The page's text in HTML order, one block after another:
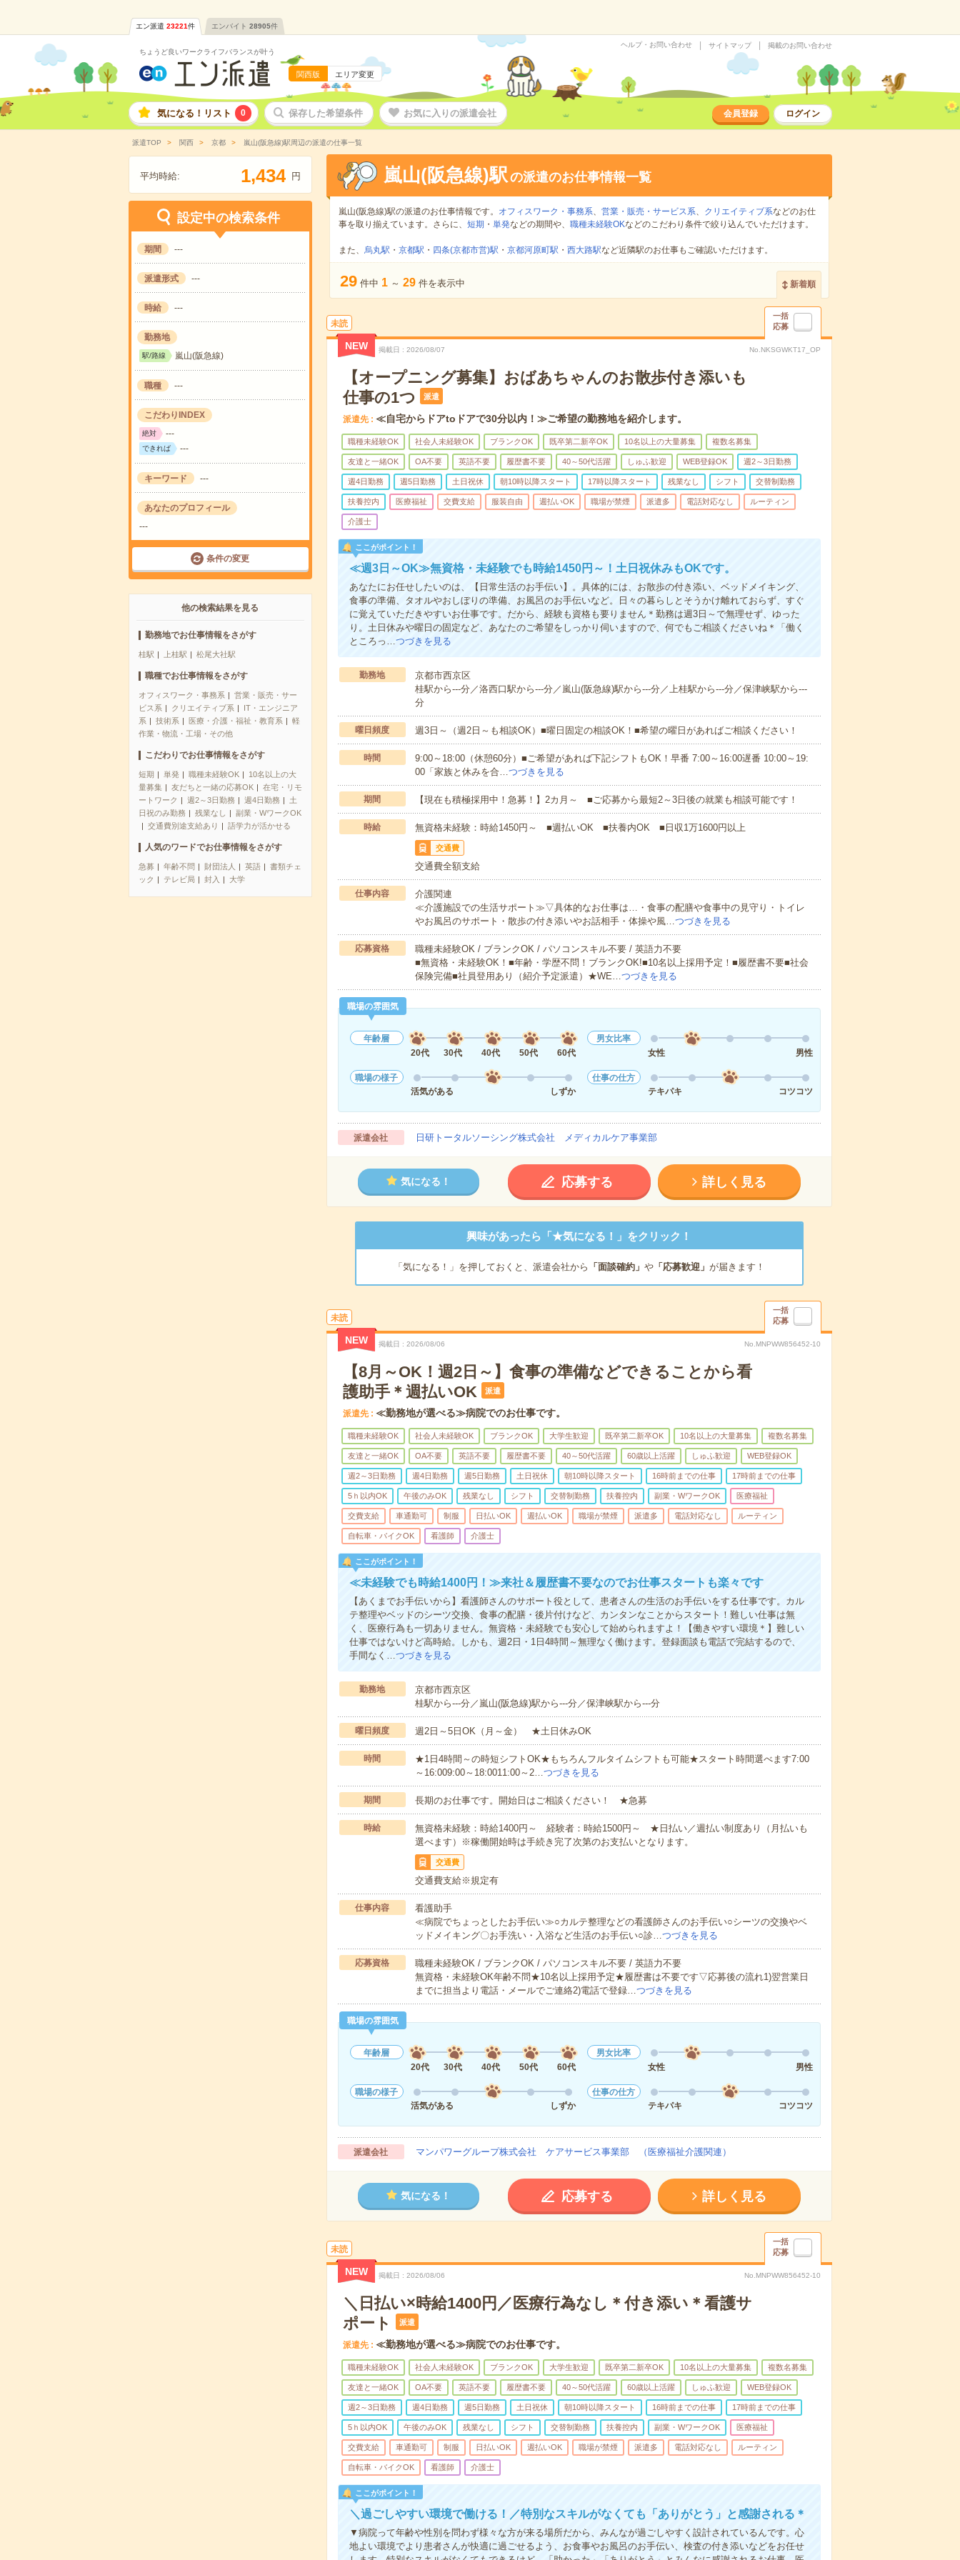
エン派遣 23221件 エンバイト 28905件
ちょうど良いワークライフバランスが叶う
関西版 エリア変更
ヘルプ・お問い合わせ サイトマップ 掲載のお問い合わせ
気になる！リスト 0 保存した希望条件 お気に入りの派遣会社 会員登録 ログイン
派遣TOP 関西 京都 嵐山(阪急線)駅周辺の派遣の仕事一覧
平均時給: 1,434 円
設定中の検索条件
期間 ---
派遣形式 ---
時給 ---
勤務地
駅/路線 嵐山(阪急線)
職種 ---
こだわりINDEX
絶対 ---
できれば ---
キーワード ---
あなたのプロフィール
---
条件の変更
他の検索結果を見る
勤務地でお仕事情報をさがす
桂駅 上桂駅 松尾大社駅
職種でお仕事情報をさがす
オフィスワーク・事務系
営業・販売・サー
ビス系
クリエイティブ系
IT・エンジニア
系
技術系 医療・介護・福祉・教育系
軽
作業・物流・工場・その他
こだわりでお仕事情報をさがす
短期 単発 職種未経験OK
10名以上の大
量募集
友だちと一緒の応募OK
在宅・リモ
ートワーク
週2～3日勤務 週4日勤務
土
日祝のみ勤務
残業なし
副業・WワークOK
交通費別途支給あり
語学力が活かせる
人気のワードでお仕事情報をさがす
急募 年齢不問 財団法人 英語
書類チェ
ック
テレビ局 封入 大学
嵐山(阪急線)駅の派遣のお仕事情報一覧
嵐山(阪急線)駅の派遣のお仕事情報です。 オフィスワーク・事務系、 営業・販売・サービス系、 クリエイティブ系などのお仕
事を取り揃えています。さらに、 短期 ・ 単発などの期間や、 職種未経験OKなどのこだわり条件で絞り込んでいただけます。
また、 烏丸駅 ・ 京都駅 ・ 四条(京都市営)駅 ・ 京都河原町駅 ・ 西大路駅など近隣駅のお仕事もご確認いただけます。
29 件中 1 ～ 29 件を表示中 新着順
未読
一括
応募
NEW 掲載日 2026/08/07 No.NKSGWKT17_OP
【オープニング募集】おばあちゃんのお散歩付き添いも
仕事の1つ
派遣
派遣先 ≪自宅からドアtoドアで30分以内！≫ご希望の勤務地を紹介します。
職種未経験OK 社会人未経験OK ブランクOK 既卒第二新卒OK 10名以上の大量募集 複数名募集
友達と一緒OK OA不要 英語不要 履歴書不要 40～50代活躍 しゅふ歓迎 WEB登録OK 週2～3日勤務
週4日勤務 週5日勤務 土日祝休 朝10時以降スタート 17時以降スタート 残業なし シフト 交替制勤務
扶養控内 医療福祉 交費支給 服装自由 週払いOK 職場が禁煙 派遣多 電話対応なし ルーティン
介護士
ここがポイント！
≪週3日～OK≫無資格・未経験でも時給1450円～！土日祝休みもOKです。
あなたにお任せしたいのは、【日常生活のお手伝い】。具体的には、お散歩の付き添い、ベッドメイキング、
食事の準備、タオルやおしぼりの準備、お風呂のお手伝いなど。日々の暮らしとそうかけ離れておらず、すぐ
に覚えていただきやすいお仕事です。だから、経験も資格も要りません＊勤務は週3日～で無理せず、ゆった
り。土日休みや曜日の固定など、あなたのご希望をしっかり伺いますので、何でもご相談くださいね＊「働く
ところっ…つづきを見る
勤務地
京都市西京区
桂駅から---分／洛西口駅から---分／嵐山(阪急線)駅から---分／上桂駅から---分／保津峡駅から---
分
曜日頻度 週3日～（週2日～も相談OK）■曜日固定の相談OK！■希望の曜日があればご相談ください！
時間
9:00～18:00（休憩60分）■ご希望があれば下記シフトもOK！早番 7:00～16:00遅番 10:00～19:
00「家族と休みを合…つづきを見る
期間 【現在も積極採用中！急募！】2カ月～ ■ご応募から最短2～3日後の就業も相談可能です！
時給 無資格未経験：時給1450円～ ■週払いOK ■扶養内OK ■日収1万1600円以上
交通費
交通費全額支給
仕事内容
介護関連
≪介護施設での生活サポート≫▽具体的なお仕事は…・食事の配膳や食事中の見守り・トイレ
やお風呂のサポート・散歩の付き添いやお話相手・体操や風…つづきを見る
応募資格
職種未経験OK / ブランクOK / パソコンスキル不要 / 英語力不要
■無資格・未経験OK！■年齢・学歴不問！ブランクOK!■10名以上採用予定！■履歴書不要■社会
保険完備■社員登用あり（紹介予定派遣）★WE…つづきを見る
職場の雰囲気
年齢層
20代
30代 40代 50代 60代
男女比率
女性
男性
職場の様子
活気がある
しずか
仕事の仕方
テキパキ
コツコツ
派遣会社 日研トータルソーシング株式会社 メディカルケア事業部
気になる！ 応募する 詳しく見る
興味があったら「★気になる！」をクリック！
「気になる！」を押しておくと、派遣会社から 「面談確約」 や「応募歓迎」 が届きます！
未読
一括
応募
NEW 掲載日 2026/08/06 No.MNPWW856452-10
【8月～OK！週2日～】食事の準備などできることから看
護助手＊週払いOK
派遣
派遣先 ≪勤務地が選べる≫病院でのお仕事です。
職種未経験OK 社会人未経験OK ブランクOK 大学生歓迎 既卒第二新卒OK 10名以上の大量募集 複数名募集
友達と一緒OK OA不要 英語不要 履歴書不要 40～50代活躍 60歳以上活躍 しゅふ歓迎 WEB登録OK
週2～3日勤務 週4日勤務 週5日勤務 土日祝休 朝10時以降スタート 16時前までの仕事 17時前までの仕事
5ｈ以内OK 午後のみOK 残業なし シフト 交替制勤務 扶養控内 副業・WワークOK 医療福祉
交費支給 車通勤可 制服 日払いOK 週払いOK 職場が禁煙 派遣多 電話対応なし ルーティン
自転車・バイクOK 看護師 介護士
ここがポイント！
≪未経験でも時給1400円！≫来社＆履歴書不要なのでお仕事スタートも楽々です
【あくまでお手伝いから】看護師さんのサポート役として、患者さんの生活のお手伝いをする仕事です。カル
テ整理やベッドのシーツ交換、食事の配膳・後片付けなど、カンタンなことからスタート！難しい仕事は無
く、医療行為も一切ありません。無資格・未経験でも安心して始められますよ！【働きやすい環境＊】難しい
仕事ではないけど高時給。しかも、週2日・1日4時間～無理なく働けます。登録面談も電話で完結するので、
手間なく…つづきを見る
勤務地
京都市西京区
桂駅から---分／嵐山(阪急線)駅から---分／保津峡駅から---分
曜日頻度 週2日～5日OK（月～金） ★土日休みOK
時間
★1日4時間～の時短シフトOK★もちろんフルタイムシフトも可能★スタート時間選べます7:00
～16:009:00～18:0011:00～2…つづきを見る
期間 長期のお仕事です。開始日はご相談ください！ ★急募
時給
無資格未経験：時給1400円～ 経験者：時給1500円～ ★日払い／週払い制度あり（月払いも
選べます）※稼働開始時は手続き完了次第のお支払いとなります。
交通費
交通費支給※規定有
仕事内容
看護助手
≪病院でちょっとしたお手伝い≫○カルテ整理などの看護師さんのお手伝い○シーツの交換やベ
ッドメイキング〇お手洗い・入浴など生活のお手伝い○診…つづきを見る
応募資格
職種未経験OK / ブランクOK / パソコンスキル不要 / 英語力不要
無資格・未経験OK年齢不問★10名以上採用予定★履歴書は不要です▽応募後の流れ1)翌営業日
までに担当より電話・メールでご連絡2)電話で登録…つづきを見る
職場の雰囲気
年齢層
20代
30代 40代 50代 60代
男女比率
女性
男性
職場の様子
活気がある
しずか
仕事の仕方
テキパキ
コツコツ
派遣会社 マンパワーグループ株式会社 ケアサービス事業部 （医療福祉介護関連）
気になる！ 応募する 詳しく見る
未読
一括
応募
NEW 掲載日 2026/08/06 No.MNPWW856452-10
＼日払い×時給1400円／医療行為なし＊付き添い＊看護サ
ポート
派遣
派遣先 ≪勤務地が選べる≫病院でのお仕事です。
職種未経験OK 社会人未経験OK ブランクOK 大学生歓迎 既卒第二新卒OK 10名以上の大量募集 複数名募集
友達と一緒OK OA不要 英語不要 履歴書不要 40～50代活躍 60歳以上活躍 しゅふ歓迎 WEB登録OK
週2～3日勤務 週4日勤務 週5日勤務 土日祝休 朝10時以降スタート 16時前までの仕事 17時前までの仕事
5ｈ以内OK 午後のみOK 残業なし シフト 交替制勤務 扶養控内 副業・WワークOK 医療福祉
交費支給 車通勤可 制服 日払いOK 週払いOK 職場が禁煙 派遣多 電話対応なし ルーティン
自転車・バイクOK 看護師 介護士
ここがポイント！
＼過ごしやすい環境で働ける！／特別なスキルがなくても「ありがとう」と感謝される＊
▼病院って年齢や性別を問わず様々な方が来る場所だから、みんなが過ごしやすく設計されているんです。心
地よい環境でより患者さんが快適に過ごせるよう、お食事やお風呂のお手伝い、検査の付き添いなどをお任せ